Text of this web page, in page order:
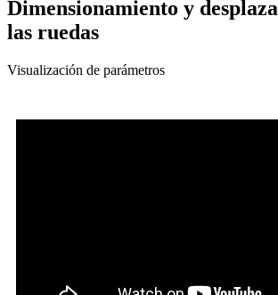
Dimensionamiento y
las ruedas
Visualización de parámetros